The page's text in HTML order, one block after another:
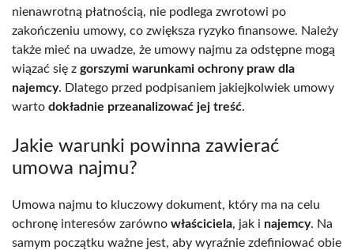
nienawrotną płatnością, nie podlega zwrotowi po
zakończeniu umowy, co zwiększa ryzyko finansowe. Należy
także mieć na uwadze, że umowy najmu za odstępne mogą
wiązać się z gorszymi warunkami ochrony praw dla
najemcy. Dlatego przed podpisaniem jakiejkolwiek umowy
warto dokładnie przeanalizować jej treść.
Jakie warunki powinna zawierać
umowa najmu?
Umowa najmu to kluczowy dokument, który ma na celu
ochronę interesów zarówno właściciela, jak i najemcy. Na
samym początku ważne jest, aby wyraźnie zdefiniować obie